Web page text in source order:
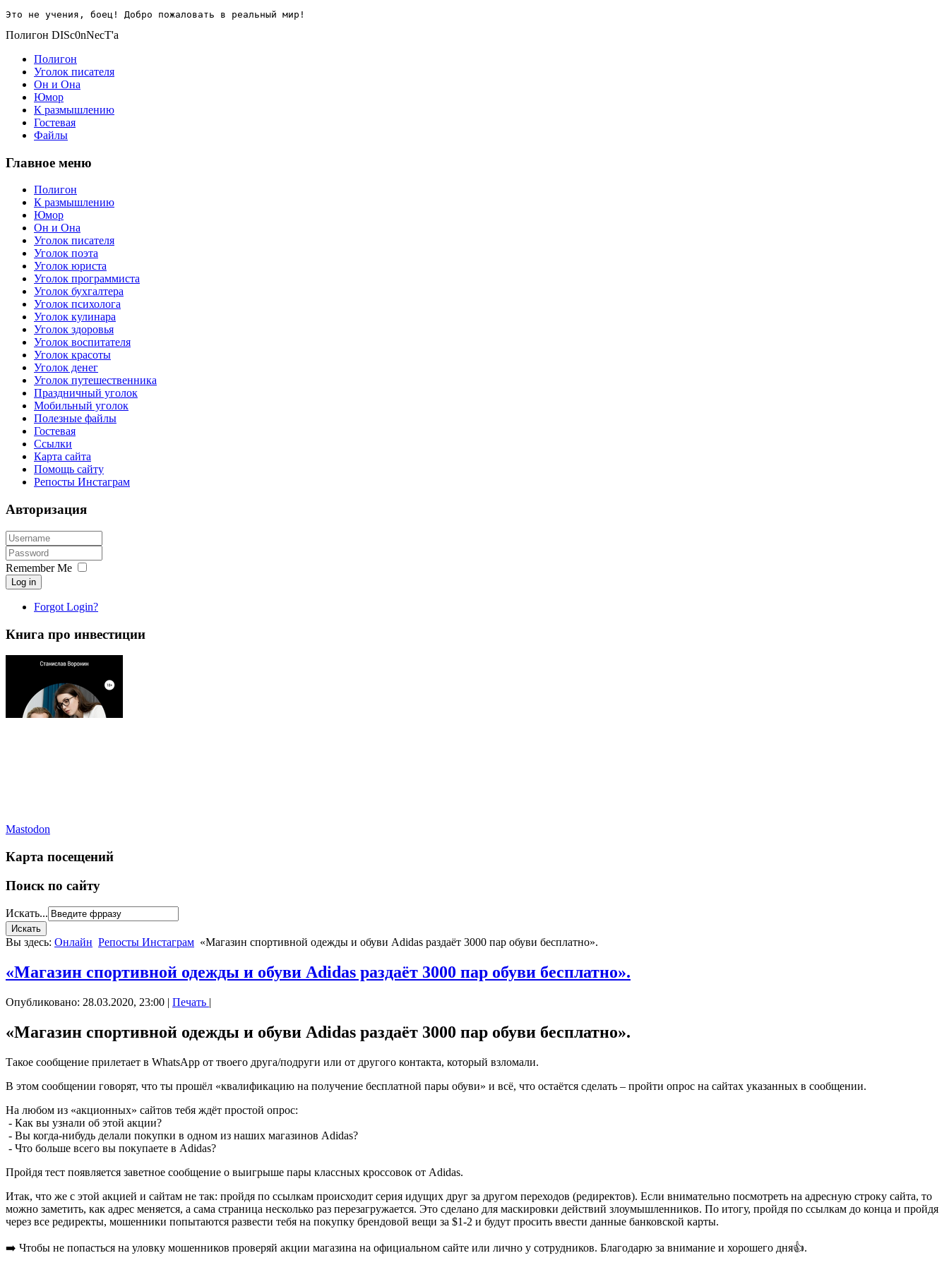
Это не учения, боец! Добро пожаловать в реальный мир!
Полигон DISc0nNecT'a
Полигон
Уголок писателя
Он и Она
Юмор
К размышлению
Гостевая
Файлы
Главное меню
Полигон
К размышлению
Юмор
Он и Она
Уголок писателя
Уголок поэта
Уголок юриста
Уголок программиста
Уголок бухгалтера
Уголок психолога
Уголок кулинара
Уголок здоровья
Уголок воспитателя
Уголок красоты
Уголок денег
Уголок путешественника
Праздничный уголок
Мобильный уголок
Полезные файлы
Гостевая
Ссылки
Карта сайта
Помощь сайту
Репосты Инстаграм
Авторизация
Remember Me
Log in
Forgot Login?
Книга про инвестиции
Mastodon
Карта посещений
Поиск по сайту
Искать...
Вы здесь: Онлайн Репосты Инстаграм «Магазин спортивной одежды и обуви Adidas раздаёт 3000 пар обуви бесплатно».
«Магазин спортивной одежды и обуви Adidas раздаёт 3000 пар обуви бесплатно».
Опубликовано: 28.03.2020, 23:00 | Печать |
«Магазин спортивной одежды и обуви Adidas раздаёт 3000 пар обуви бесплатно».
Такое сообщение прилетает в WhatsApp от твоего друга/подруги или от другого контакта, который взломали.
В этом сообщении говорят, что ты прошёл «квалификацию на получение бесплатной пары обуви» и всё, что остаётся сделать – пройти опрос на сайтах указанных в сообщении.
На любом из «акционных» сайтов тебя ждёт простой опрос:
- Как вы узнали об этой акции?
- Вы когда-нибудь делали покупки в одном из наших магазинов Adidas?
- Что больше всего вы покупаете в Adidas?
Пройдя тест появляется заветное сообщение о выигрыше пары классных кроссовок от Adidas.
Итак, что же с этой акцией и сайтам не так: пройдя по ссылкам происходит серия идущих друг за другом переходов (редиректов). Если внимательно посмотреть на адресную строку сайта, то
можно заметить, как адрес меняется, а сама страница несколько раз перезагружается. Это сделано для маскировки действий злоумышленников. По итогу, пройдя по ссылкам до конца и пройдя
через все редиректы, мошенники попытаются развести тебя на покупку брендовой вещи за $1-2 и будут просить ввести данные банковской карты.
➡️ Чтобы не попасться на уловку мошенников проверяй акции магазина на официальном сайте или лично у сотрудников. Благодарю за внимание и хорошего дня👍.